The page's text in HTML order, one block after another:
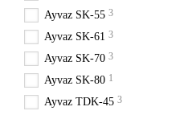
Ayvaz SK-55 3
Ayvaz SK-61 3
Ayvaz SK-70 3
Ayvaz SK-80 1
Ayvaz TDK-45 3